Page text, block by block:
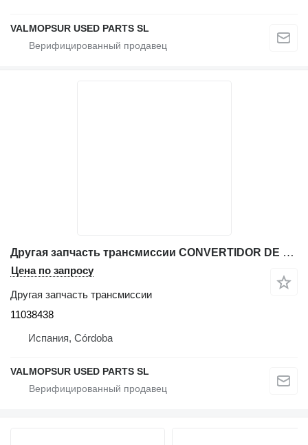
VALMOPSUR USED PARTS SL
Другая запчасть трансмиссии CONVERTIDOR DE PAR 11038438 для шарнирного самосвала Volvo A40
Цена по запросу
Другая запчасть трансмиссии
11038438
Испания, Córdoba
VALMOPSUR USED PARTS SL